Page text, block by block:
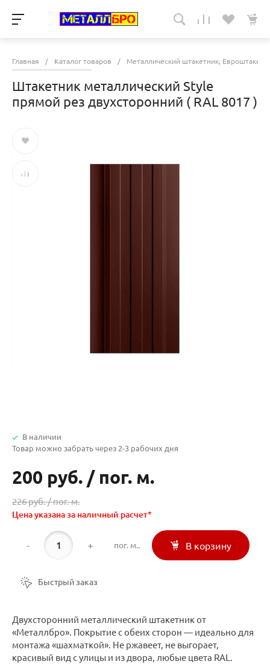
Главная / Каталог товаров / Металлический штакетник,
Штакетник металлический Style
прямой рез двухсторонний ( RAL 8017 )
В наличии
Товар можно забрать через 2-3 рабочих дня
200 руб. / пог. м.
226 руб. /пог. м.
Цена указана за наличный расчет*
- + пог. м.. В корзину
Быстрый заказ
Двухсторонний металлический штакетник от
«Металлбро». Покрытие с обеих сторон — идеально для
монтажа «шахматкой». Не ржавеет, не выгорает,
красивый вид с улицы и из двора, любые цвета RAL.